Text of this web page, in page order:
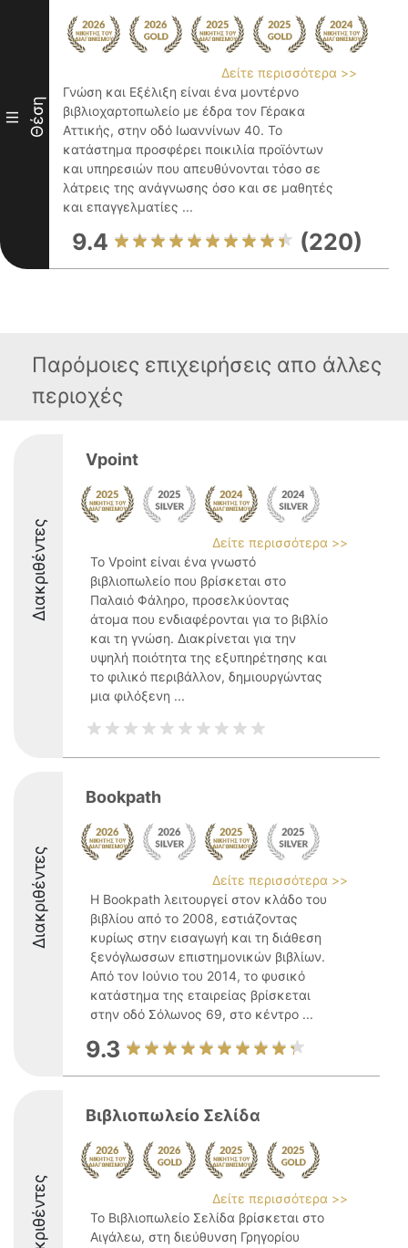
III Θέση
Δείτε περισσότερα >>
Γνώση και Εξέλιξη είναι ένα μοντέρνο
βιβλιοχαρτοπωλείο με έδρα τον Γέρακα
Αττικής, στην οδό Ιωαννίνων 40. Το
κατάστημα προσφέρει ποικιλία προϊόντων
και υπηρεσιών που απευθύνονται τόσο σε
λάτρεις της ανάγνωσης όσο και σε μαθητές
και επαγγελματίες ...
9.4 (220)
Παρόμοιες επιχειρήσεις απο άλλες
περιοχές
Διακριθέντες
Vpoint
Δείτε περισσότερα >>
Το Vpoint είναι ένα γνωστό
βιβλιοπωλείο που βρίσκεται στο
Παλαιό Φάληρο, προσελκύοντας
άτομα που ενδιαφέρονται για το βιβλίο
και τη γνώση. Διακρίνεται για την
υψηλή ποιότητα της εξυπηρέτησης και
το φιλικό περιβάλλον, δημιουργώντας
μια φιλόξενη ...
Διακριθέντες
Bookpath
Δείτε περισσότερα >>
Η Bookpath λειτουργεί στον κλάδο του
βιβλίου από το 2008, εστιάζοντας
κυρίως στην εισαγωγή και τη διάθεση
ξενόγλωσσων επιστημονικών βιβλίων.
Από τον Ιούνιο του 2014, το φυσικό
κατάστημα της εταιρείας βρίσκεται
στην οδό Σόλωνος 69, στο κέντρο ...
9.3
Διακριθέντες
Βιβλιοπωλείο Σελίδα
Δείτε περισσότερα >>
Το Βιβλιοπωλείο Σελίδα βρίσκεται στο
Αιγάλεω, στη διεύθυνση Γρηγορίου